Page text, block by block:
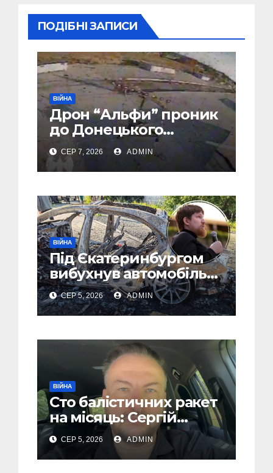
ПОДІБНІ ЗАПИСИ
ВІЙНА
Дрон “Альфи” проник
до Донецького
аеропорту та спалив
“Шахед” ще до запуску
СЕР 7, 2026 ADMIN
ВІЙНА
Під Єкатеринбургом
вибухнув автомобіль
голови компанії-
виробника дронів
“Упир” – перші
СЕР 5, 2026 ADMIN
ВІЙНА
Сто балістичних ракет
на місяць: Сергій
“Флеш” закликав
українців готуватися
до гіршого
СЕР 5, 2026 ADMIN